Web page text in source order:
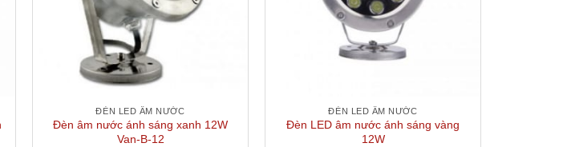
ĐÈN LED ÂM NƯỚC
Đèn âm nước ánh sáng xanh 12W
Van-B-12
ĐÈN LED ÂM NƯỚC
Đèn LED âm nước ánh sáng vàng
12W